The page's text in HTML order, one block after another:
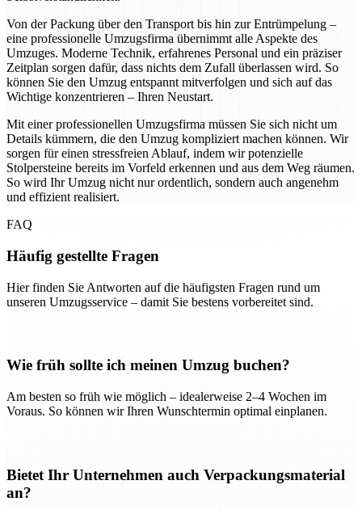
Von der Packung über den Transport bis hin zur Entrümpelung –
eine professionelle Umzugsfirma übernimmt alle Aspekte des
Umzuges. Moderne Technik, erfahrenes Personal und ein präziser
Zeitplan sorgen dafür, dass nichts dem Zufall überlassen wird. So
können Sie den Umzug entspannt mitverfolgen und sich auf das
Wichtige konzentrieren – Ihren Neustart.
Mit einer professionellen Umzugsfirma müssen Sie sich nicht um
Details kümmern, die den Umzug kompliziert machen können. Wir
sorgen für einen stressfreien Ablauf, indem wir potenzielle
Stolpersteine bereits im Vorfeld erkennen und aus dem Weg räumen.
So wird Ihr Umzug nicht nur ordentlich, sondern auch angenehm
und effizient realisiert.
FAQ
Häufig gestellte Fragen
Hier finden Sie Antworten auf die häufigsten Fragen rund um
unseren Umzugsservice – damit Sie bestens vorbereitet sind.
Wie früh sollte ich meinen Umzug buchen?
Am besten so früh wie möglich – idealerweise 2–4 Wochen im
Voraus. So können wir Ihren Wunschtermin optimal einplanen.
Bietet Ihr Unternehmen auch Verpackungsmaterial
an?